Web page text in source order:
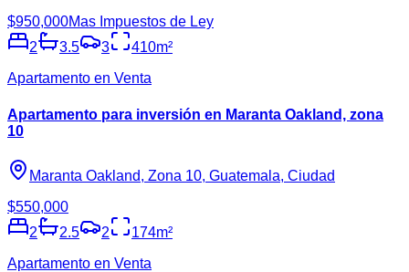
$950,000Mas Impuestos de Ley
2
3.5 3 410m²
Apartamento en Venta
Apartamento para inversión en Maranta Oakland, zona
10
Maranta Oakland, Zona 10, Guatemala, Ciudad
$550,000
2
2.5 2 174m²
Apartamento en Venta